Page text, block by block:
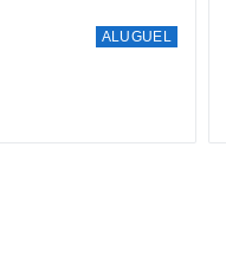
ALUGUEL